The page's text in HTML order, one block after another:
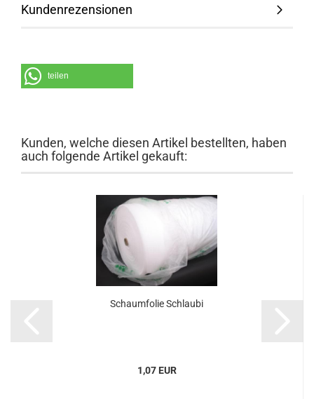
Kundenrezensionen
teilen
Kunden, welche diesen Artikel bestellten, haben
auch folgende Artikel gekauft:
Schaum­fo­lie Schlau­bi
1,07 EUR